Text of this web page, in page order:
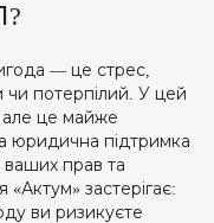
— це стрес,
чи потерпілий. У цей
але це майже
юридична підтримка
прав та
«Актум» застерігає:
ви ризикуєте